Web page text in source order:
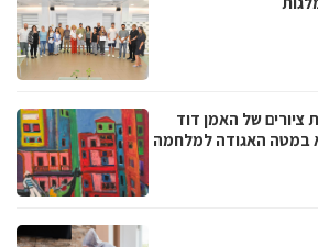
של האמן דוד
במטה האגודה למלחמה